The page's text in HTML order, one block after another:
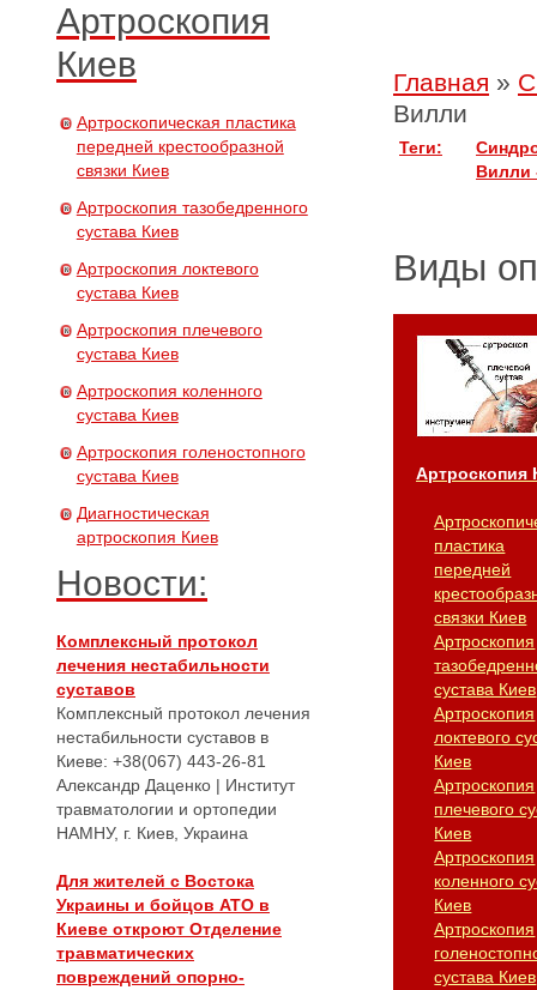
Артроскопия
Киев
Артроскопическая пластика
передней крестообразной
связки Киев
Артроскопия тазобедренного
сустава Киев
Артроскопия локтевого
сустава Киев
Артроскопия плечевого
сустава Киев
Артроскопия коленного
сустава Киев
Артроскопия голеностопного
сустава Киев
Диагностическая
артроскопия Киев
Новости:
Комплексный протокол
лечения нестабильности
суставов
Комплексный протокол лечения
нестабильности суставов в
Киеве: +38(067) 443-26-81
Александр Даценко | Институт
травматологии и ортопедии
НАМНУ, г. Киев, Украина
Для жителей с Востока
Украины и бойцов АТО в
Киеве откроют Отделение
травматических
повреждений опорно-
Главная »
Вилли
Теги:
Вилли
Виды
Артроскопия
пластика
передней
связки Киев
Артроскопия
сустава Киев
Артроскопия
локтевого
Киев
Артроскопия
плечевого
Киев
Артроскопия
коленного
Киев
Артроскопия
сустава Киев